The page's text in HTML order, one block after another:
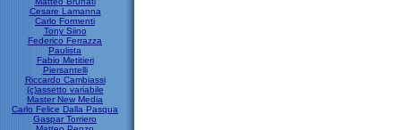
Cesare Lamanna
Carlo Formenti
Tony Siino
Federico Ferrazza
Paulista
Fabio Metitieri
Piersantelli
Riccardo Cambiassi
(c)assetto variabile
Master New Media
Carlo Felice Dalla Pasqua
Gaspar Torriero